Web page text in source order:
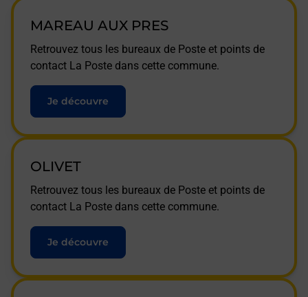
MAREAU AUX PRES
Retrouvez tous les bureaux de Poste et points de
contact La Poste dans cette commune.
Je découvre
OLIVET
Retrouvez tous les bureaux de Poste et points de
contact La Poste dans cette commune.
Je découvre